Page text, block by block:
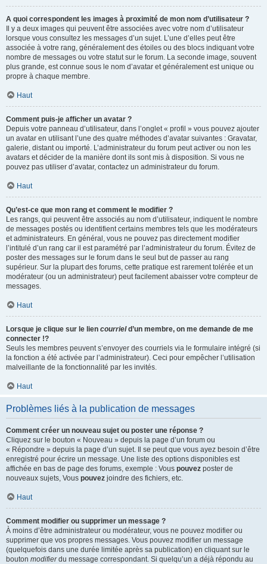
A quoi correspondent les images à proximité de mon nom d’utilisateur ?
Il y a deux images qui peuvent être associées avec votre nom d’utilisateur
lorsque vous consultez les messages d’un sujet. L’une d’elles peut être
associée à votre rang, généralement des étoiles ou des blocs indiquant votre
nombre de messages ou votre statut sur le forum. La seconde image, souvent
plus grande, est connue sous le nom d’avatar et généralement est unique ou
propre à chaque membre.
Haut
Comment puis-je afficher un avatar ?
Depuis votre panneau d’utilisateur, dans l’onglet « profil » vous pouvez ajouter
un avatar en utilisant l’une des quatre méthodes d’avatar suivantes : Gravatar,
galerie, distant ou importé. L’administrateur du forum peut activer ou non les
avatars et décider de la manière dont ils sont mis à disposition. Si vous ne
pouvez pas utiliser d’avatar, contactez un administrateur du forum.
Haut
Qu’est-ce que mon rang et comment le modifier ?
Les rangs, qui peuvent être associés au nom d’utilisateur, indiquent le nombre
de messages postés ou identifient certains membres tels que les modérateurs
et administrateurs. En général, vous ne pouvez pas directement modifier
l’intitulé d’un rang car il est paramétré par l’administrateur du forum. Évitez de
poster des messages sur le forum dans le seul but de passer au rang
supérieur. Sur la plupart des forums, cette pratique est rarement tolérée et un
modérateur (ou un administrateur) peut facilement abaisser votre compteur de
messages.
Haut
Lorsque je clique sur le lien courrield’un membre, on me demande de me
connecter !?
Seuls les membres peuvent s’envoyer des courriels via le formulaire intégré (si
la fonction a été activée par l’administrateur). Ceci pour empêcher l’utilisation
malveillante de la fonctionnalité par les invités.
Haut
Problèmes liés à la publication de messages
Comment créer un nouveau sujet ou poster une réponse ?
Cliquez sur le bouton « Nouveau » depuis la page d’un forum ou
« Répondre » depuis la page d’un sujet. Il se peut que vous ayez besoin d’être
enregistré pour écrire un message. Une liste des options disponibles est
affichée en bas de page des forums, exemple : Vous pouvez poster de
nouveaux sujets, Vous pouvez joindre des fichiers, etc.
Haut
Comment modifier ou supprimer un message ?
À moins d’être administrateur ou modérateur, vous ne pouvez modifier ou
supprimer que vos propres messages. Vous pouvez modifier un message
(quelquefois dans une durée limitée après sa publication) en cliquant sur le
bouton modifierdu message correspondant. Si quelqu’un a déjà répondu au